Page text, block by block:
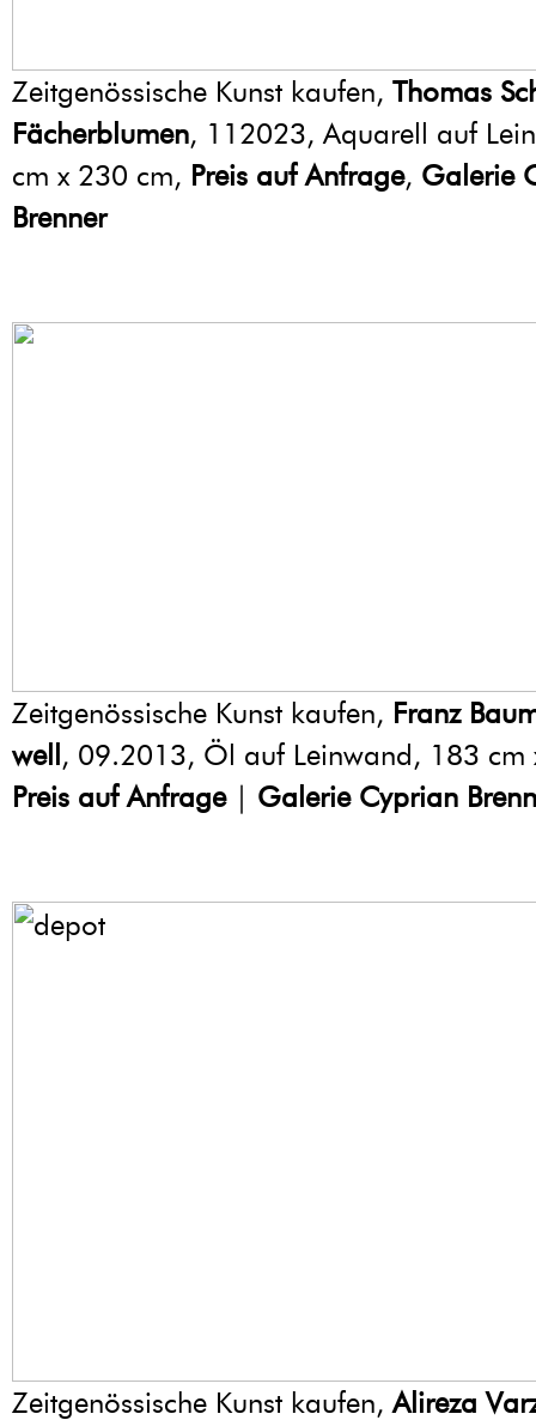
Zeitgenössische Kunst kaufen, Thomas
Fächerblumen, 112023, Aquarell auf
cm x 230 cm, Preis auf Anfrage, Galerie
Brenner
Zeitgenössische Kunst kaufen, Franz
well , 09.2013, Öl auf Leinwand, 183 cm
Preis auf Anfrage| Galerie Cyprian
Zeitgenössische Kunst kaufen,Alireza